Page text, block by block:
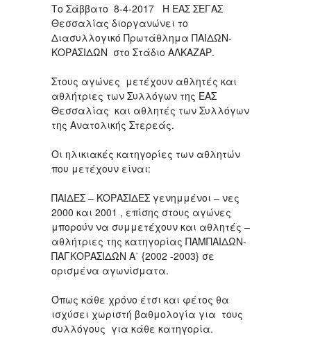
Το Σάββατο 8-4-2017 Η ΕΑΣ ΣΕΓΑΣ
Θεσσαλίας διοργανώνει το
Διασυλλογικό Πρωτάθλημα ΠΑΙΔΩΝ-
ΚΟΡΑΣΙΔΩΝ στο Στάδιο ΑΛΚΑΖΑΡ.
Στους αγώνες μετέχουν αθλητές και
αθλήτριες των Συλλόγων της ΕΑΣ
Θεσσαλίας και αθλητές των Συλλόγων
της Ανατολικής Στερεάς.
Οι ηλικιακές κατηγορίες των αθλητών
που μετέχουν είναι:
ΠΑΙΔΕΣ – ΚΟΡΑΣΙΔΕΣ γενημμένοι – νες
2000 και 2001 , επίσης στους αγώνες
μπορούν να συμμετέχουν και αθλητές –
αθλήτριες της κατηγορίας ΠΑΜΠΑΙΔΩΝ-
ΠΑΓΚΟΡΑΣΙΔΩΝ Α΄ {2002 -2003} σε
ορισμένα αγωνίσματα.
Όπως κάθε χρόνο έτσι και φέτος θα
ισχύσει χωριστή βαθμολογία για τους
συλλόγους για κάθε κατηγορία.